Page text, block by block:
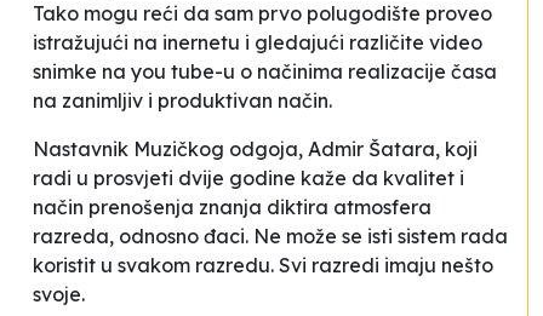
Tako mogu reći da sam prvo polugodište proveo
istražujući na inernetu i gledajući različite video
snimke na you tube-u o načinima realizacije časa
na zanimljiv i produktivan način.
Nastavnik Muzičkog odgoja, Admir Šatara, koji
radi u prosvjeti dvije godine kaže da kvalitet i
način prenošenja znanja diktira atmosfera
razreda, odnosno đaci. Ne može se isti sistem rada
koristit u svakom razredu. Svi razredi imaju nešto
svoje.